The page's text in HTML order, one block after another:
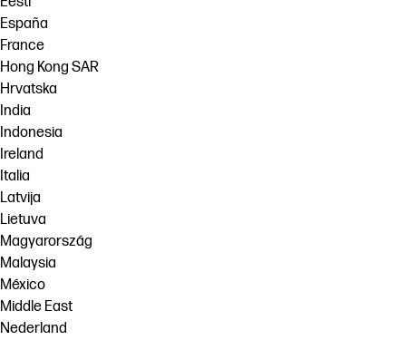
España
France
Hong Kong SAR
Hrvatska
India
Indonesia
Ireland
Italia
Latvija
Lietuva
Magyarország
Malaysia
México
Middle East
Nederland